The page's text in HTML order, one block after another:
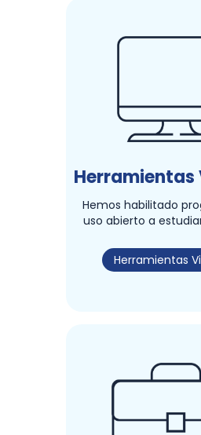
Herramientas
Hemos habilitado
uso abierto a
Herramientas